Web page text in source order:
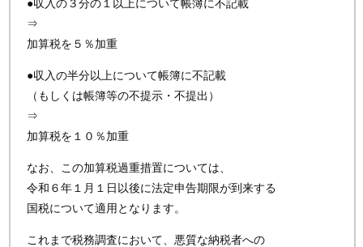
●収入の３分の１以上について帳簿に不記載
⇒
加算税を５％加重
●収入の半分以上について帳簿に不記載
（もしくは帳簿等の不提示・不提出）
⇒
加算税を１０％加重
なお、この加算税過重措置については、
令和６年１月１日以後に法定申告期限が到来する
国税について適用となります。
これまで税務調査において、悪質な納税者への